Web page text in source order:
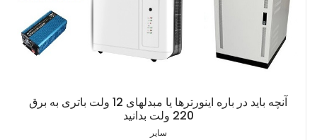
‫آنچه باید در باره اینورترها یا مبدلهای 12 ولت باتری به برق
220 ولت بدانید
سایر